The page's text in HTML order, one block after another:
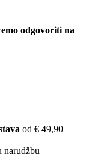
odgovoriti na
od € 49,90
narudžbu